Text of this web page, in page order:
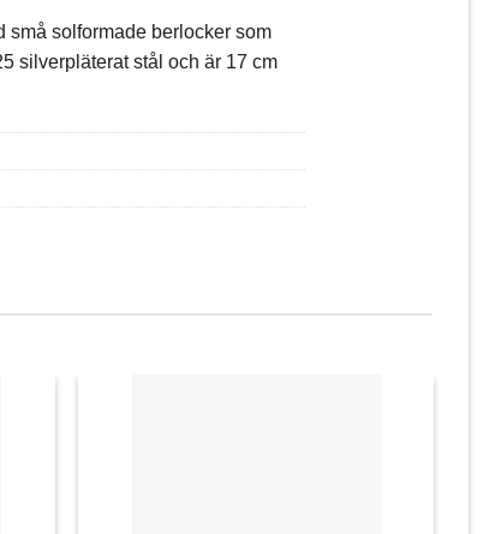
små solformade berlocker som
silverpläterat stål och är 17 cm